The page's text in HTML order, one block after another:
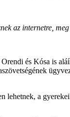
az internetre,
és Kósa is
lehetnek, a